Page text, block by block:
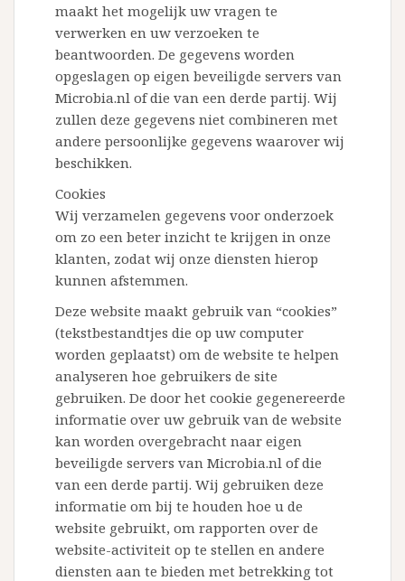
maakt het mogelijk uw vragen te
verwerken en uw verzoeken te
beantwoorden. De gegevens worden
opgeslagen op eigen beveiligde servers van
Microbia.nl of die van een derde partij. Wij
zullen deze gegevens niet combineren met
andere persoonlijke gegevens waarover wij
beschikken.
Cookies
Wij verzamelen gegevens voor onderzoek
om zo een beter inzicht te krijgen in onze
klanten, zodat wij onze diensten hierop
kunnen afstemmen.
Deze website maakt gebruik van “cookies”
(tekstbestandtjes die op uw computer
worden geplaatst) om de website te helpen
analyseren hoe gebruikers de site
gebruiken. De door het cookie gegenereerde
informatie over uw gebruik van de website
kan worden overgebracht naar eigen
beveiligde servers van Microbia.nl of die
van een derde partij. Wij gebruiken deze
informatie om bij te houden hoe u de
website gebruikt, om rapporten over de
website-activiteit op te stellen en andere
diensten aan te bieden met betrekking tot